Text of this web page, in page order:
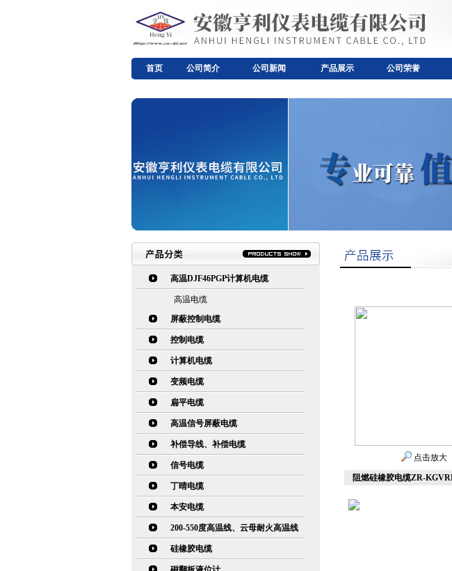
首页 公司简介 公司新闻 产品展示 公司荣誉
高温DJF46PGP计算机电缆
高温电缆
屏蔽控制电缆
控制电缆
计算机电缆
变频电缆
扁平电缆
高温信号屏蔽电缆
补偿导线、补偿电缆
信号电缆
丁晴电缆
本安电缆
200-550度高温线、云母耐火高温线
硅橡胶电缆
点击放大
阻燃硅橡胶电缆ZR-